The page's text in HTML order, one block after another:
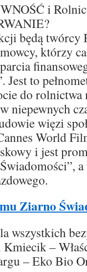
i
będą
którzy
Jest to
do rolnictwa
niepewnych
więzi
World
i jest
Ziarno
wszystkich
–
– Eko Bio